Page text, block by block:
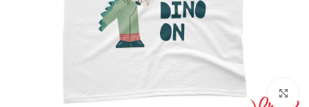
بزرگنمایی تصویر